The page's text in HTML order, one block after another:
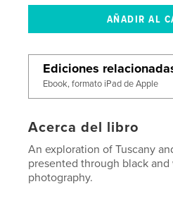
Ediciones
Ebook, formato iPad de Apple
Acerca del libro
An exploration of Tuscany
presented through black
photography.